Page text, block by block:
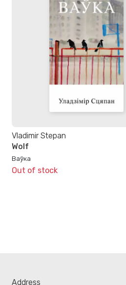
Vladimir Stepan
Wolf
Ваўка
Out of stock
Address